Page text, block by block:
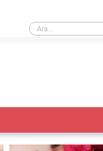
Iple kaş alma acıtır mı?